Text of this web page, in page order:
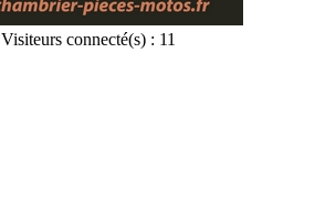
Visiteurs connecté(s) : 11